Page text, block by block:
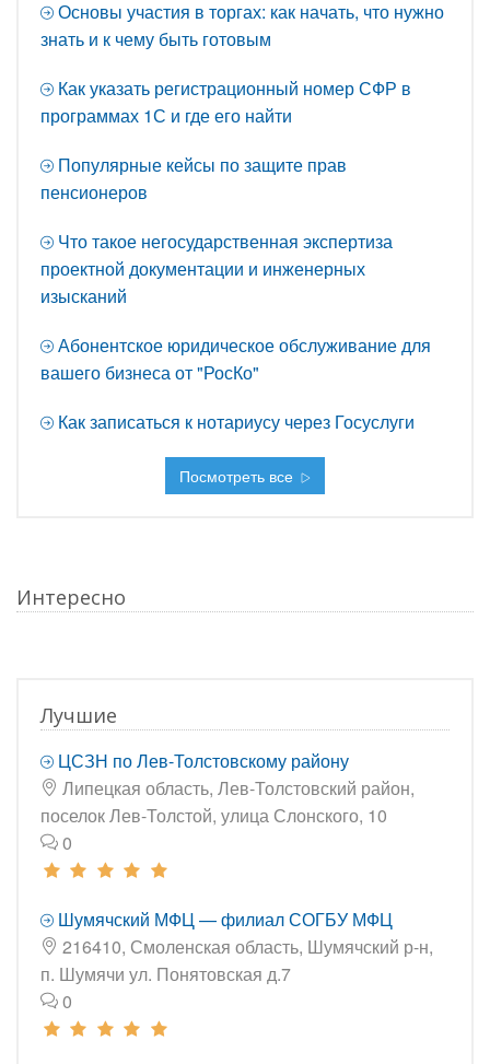
Основы участия в торгах: как начать, что нужно
знать и к чему быть готовым
Как указать регистрационный номер СФР в
программах 1С и где его найти
Популярные кейсы по защите прав
пенсионеров
Что такое негосударственная экспертиза
проектной документации и инженерных
изысканий
Абонентское юридическое обслуживание для
вашего бизнеса от "РосКо"
Как записаться к нотариусу через Госуслуги
Посмотреть все
Интересно
Лучшие
ЦСЗН по Лев-Толстовскому району
Липецкая область, Лев-Толстовский район,
поселок Лев-Толстой, улица Слонского, 10
0
Шумячский МФЦ — филиал СОГБУ МФЦ
216410, Смоленская область, Шумячский р-н,
п. Шумячи ул. Понятовская д.7
0